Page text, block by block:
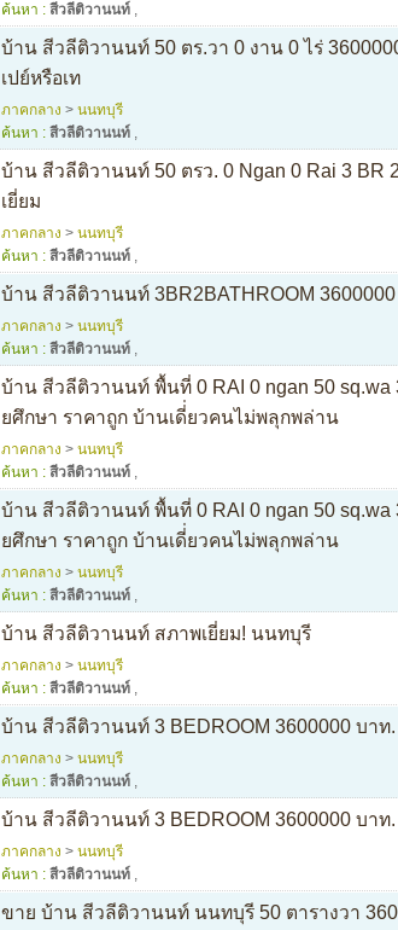
ค้นหา : สีวลีติวานนท์ ,
บ้าน สีวลีติวานนท์ 50 ตร.วา 0 งาน 0 ไร่
เปย์หรือเท
ภาคกลาง > นนทบุรี
ค้นหา : สีวลีติวานนท์ ,
บ้าน สีวลีติวานนท์ 50 ตรว. 0 Ngan 0 Rai 3 BR
เยี่ยม
ภาคกลาง > นนทบุรี
ค้นหา : สีวลีติวานนท์ ,
บ้าน สีวลีติวานนท์ 3BR2BATHROOM
ภาคกลาง > นนทบุรี
ค้นหา : สีวลีติวานนท์ ,
บ้าน สีวลีติวานนท์ พื้นที่ 0 RAI 0 ngan 50 sq.wa
ยศึกษา ราคาถูก บ้านเดี่่ยวคนไม่พลุกพล่าน
ภาคกลาง > นนทบุรี
ค้นหา : สีวลีติวานนท์ ,
บ้าน สีวลีติวานนท์ พื้นที่ 0 RAI 0 ngan 50 sq.wa
ยศึกษา ราคาถูก บ้านเดี่่ยวคนไม่พลุกพล่าน
ภาคกลาง > นนทบุรี
ค้นหา : สีวลีติวานนท์ ,
บ้าน สีวลีติวานนท์ สภาพเยี่ยม! นนทบุรี
ภาคกลาง > นนทบุรี
ค้นหา : สีวลีติวานนท์ ,
บ้าน สีวลีติวานนท์ 3 BEDROOM 3600000 บา
ภาคกลาง > นนทบุรี
ค้นหา : สีวลีติวานนท์ ,
บ้าน สีวลีติวานนท์ 3 BEDROOM 3600000 บา
ภาคกลาง > นนทบุรี
ค้นหา : สีวลีติวานนท์ ,
ขาย บ้าน สีวลีติวานนท์ นนทบุรี 50 ตารางวา